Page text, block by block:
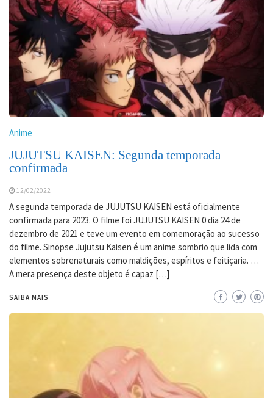
Anime
JUJUTSU KAISEN: Segunda temporada
confirmada
12/02/2022
A segunda temporada de JUJUTSU KAISEN está oficialmente
confirmada para 2023. O filme foi JUJUTSU KAISEN 0 dia 24 de
dezembro de 2021 e teve um evento em comemoração ao sucesso
do filme. Sinopse Jujutsu Kaisen é um anime sombrio que lida com
elementos sobrenaturais como maldições, espíritos e feitiçaria. …
A mera presença deste objeto é capaz […]
SAIBA MAIS